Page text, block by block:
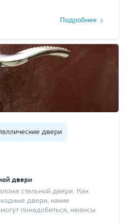
Подробнее
двери
двери
стальной двери. Как
двери, какие
понадобиться, нюансы